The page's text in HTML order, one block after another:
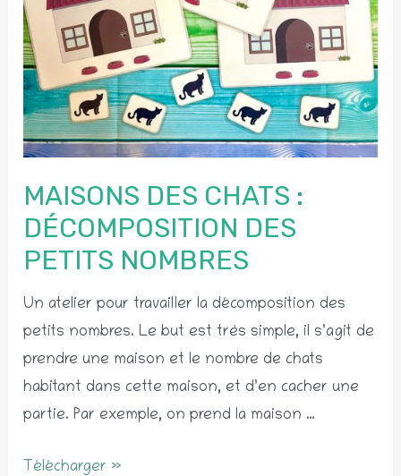
MAISONS DES CHATS :
DÉCOMPOSITION DES
PETITS NOMBRES
Un atelier pour travailler la décomposition des
petits nombres. Le but est très simple, il s’agit de
prendre une maison et le nombre de chats
habitant dans cette maison, et d’en cacher une
partie. Par exemple, on prend la maison …
Maisons
Télécharger »